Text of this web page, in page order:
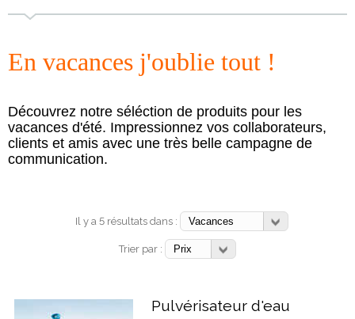
En vacances j'oublie tout !
Découvrez notre séléction de produits pour les
vacances d'été. Impressionnez vos collaborateurs,
clients et amis avec une très belle campagne de
communication.
Il y a 5 résultats dans :
Trier par :
Pulvérisateur d'eau